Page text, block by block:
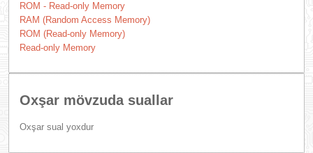
ROM - Read-only Memory
RAM (Random Access Memory)
ROM (Read-only Memory)
Read-only Memory
Oxşar mövzuda suallar
Oxşar sual yoxdur